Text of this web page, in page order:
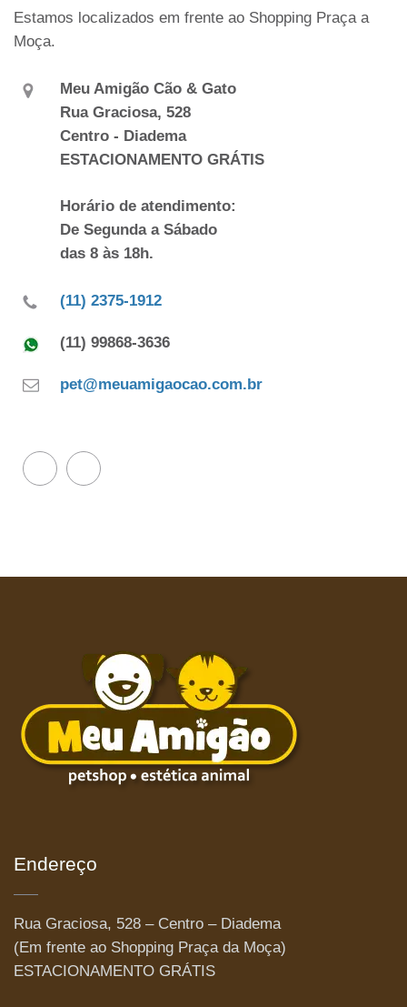
Estamos localizados em frente ao Shopping Praça a
Moça.
Meu Amigão Cão & Gato
Rua Graciosa, 528
Centro - Diadema
ESTACIONAMENTO GRÁTIS
Horário de atendimento:
De Segunda a Sábado
das 8 às 18h.
(11) 2375-1912
(11) 99868-3636
pet@meuamigaocao.com.br
Endereço
Rua Graciosa, 528 – Centro – Diadema
(Em frente ao Shopping Praça da Moça)
ESTACIONAMENTO GRÁTIS